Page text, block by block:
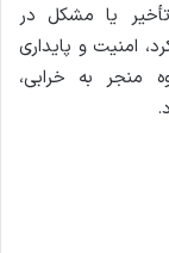
یا مشکل در
امنیت و پایداری
منجر به خرابی،